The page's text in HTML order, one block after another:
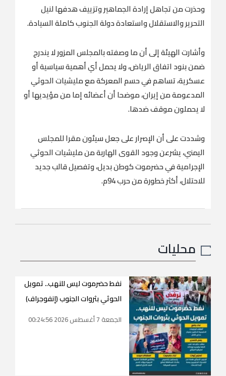
وحذرت من تجاهل إرادة الجماهير وتزييف هدفها لنيل
التحرير والاستقلال واستعادة دولة الجنوب كاملة السيادة.
وأشارت الهيئة إلى أن ما وصفته بالمجلس المزور لا يندرج
ضمن بنود اتفاق الرياض، ولا يحمل أي أهمية سياسية أو
عسكرية، تساهم في حسم المعركة مع مليشيات الحوثي
المدعومة من إيران، موضحا أن أعضائه إما من مؤيديها أو
لا يحملون موقف ضدها.
وشددت على أن الإصرار على جعل سيئون مقرا للمجلس
اليمني، يشرعن وجود القوى الهاربة من مليشيات الحوثي
الإجرامية في حضرموت كوطن بديل، وتفصيل قالب جديد
للاحتلال، أكثر خطورة من حرب 94م.
محليات
نفط حضرموت ليس للنهب.. تمويل
الحوثي بثروات الجنوب (إنفوجراف)
الجمعة 7 أغسطس 2026 00:24:56